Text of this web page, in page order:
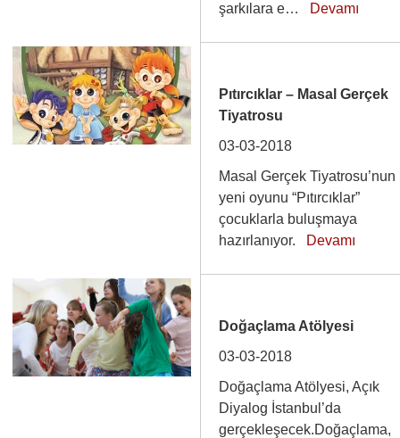
şarkılara e… Devamı
Pıtırcıklar – Masal Gerçek
Tiyatrosu
03-03-2018
Masal Gerçek Tiyatrosu’nun
yeni oyunu “Pıtırcıklar”
çocuklarla buluşmaya
hazırlanıyor. Devamı
Doğaçlama Atölyesi
03-03-2018
Doğaçlama Atölyesi, Açık
Diyalog İstanbul’da
gerçekleşecek.Doğaçlama,